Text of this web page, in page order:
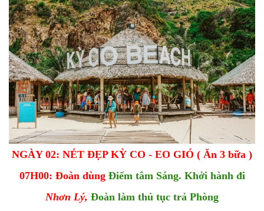
NGÀY 02: NÉT ĐẸP KỲ CO - EO GIÓ ( Ăn 3 bữa )
07H00: Đoàn dùng Điểm tâm Sáng. Khởi hành đi
Nhơn Lý, Đoàn làm thủ tục trả Phòng